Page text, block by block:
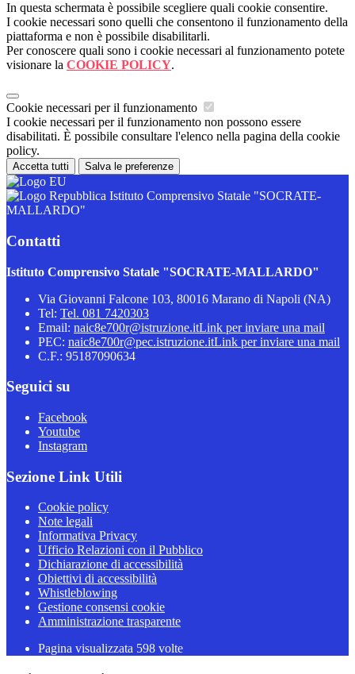
In questa schermata è possibile scegliere quali cookie consentire.
I cookie necessari sono quelli che consentono il funzionamento della
piattaforma e non è possibile disabilitarli.
Per conoscere quali sono i cookie necessari al funzionamento potete
visionare la COOKIE POLICY.
Cookie necessari per il funzionamento
I cookie necessari per il funzionamento non possono essere
disabilitati. È possibile consultare l'elenco nella pagina della cookie
policy.
Accetta tutti Salva le preferenze
Istituto Comprensivo Statale "SOCRATE-
MALLARDO"
Contatti
Istituto Comprensivo Statale "SOCRATE-MALLARDO"
Via Giovanni Falcone 103, 80016 Marano di Napoli (NA)
Tel: Tel. 081 7420303
Email: naic8e700r@istruzione.itLink per inviare una mail
PEC: naic8e700r@pec.istruzione.itLink per inviare una mail
C.F.: 95187090634
Seguici su
Facebook
Youtube
Instagram
Sezione Link Utili
Cookie policy
Note legali
Informativa Privacy
Ufficio Relazioni con il Pubblico
Dichiarazione di accessibilità
Obiettivi di accessibilità
Whistleblowing
Gestione consensi cookie
Amministrazione trasparente
Pagina visualizzata 598 volte